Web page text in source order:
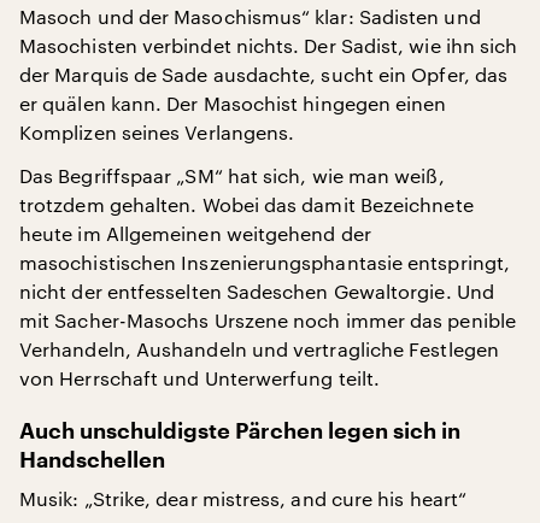
Masoch und der Masochismus“ klar: Sadisten und
Masochisten verbindet nichts. Der Sadist, wie ihn sich
der Marquis de Sade ausdachte, sucht ein Opfer, das
er quälen kann. Der Masochist hingegen einen
Komplizen seines Verlangens.
Das Begriffspaar „SM“ hat sich, wie man weiß,
trotzdem gehalten. Wobei das damit Bezeichnete
heute im Allgemeinen weitgehend der
masochistischen Inszenierungsphantasie entspringt,
nicht der entfesselten Sadeschen Gewaltorgie. Und
mit Sacher-Masochs Urszene noch immer das penible
Verhandeln, Aushandeln und vertragliche Festlegen
von Herrschaft und Unterwerfung teilt.
Auch unschuldigste Pärchen legen sich in
Handschellen
Musik: „Strike, dear mistress, and cure his heart“